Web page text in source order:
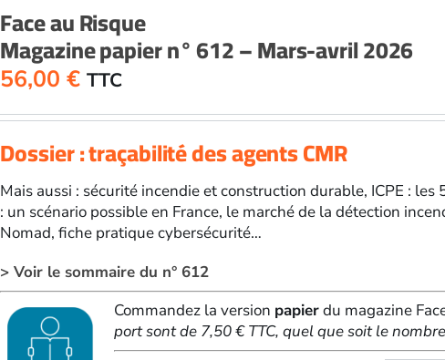
Face au Risque
Magazine papier n° 612 – Mars-avril 2026
56,00€ TTC
Dossier : traçabilité des agents CMR
Mais aussi : sécurité incendie et construction durable, ICPE :
: un scénario possible en France, le marché de la détection
Nomad, fiche pratique cybersécurité…
> Voir le sommaire du n° 612
Commandez la version papierdu magazine
port sont de 7,50 € TTC, quel que soit le